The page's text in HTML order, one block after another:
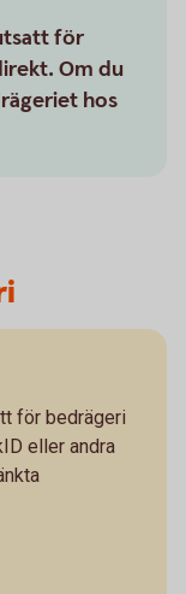
för
Om du
hos
för bedrägeri
eller andra